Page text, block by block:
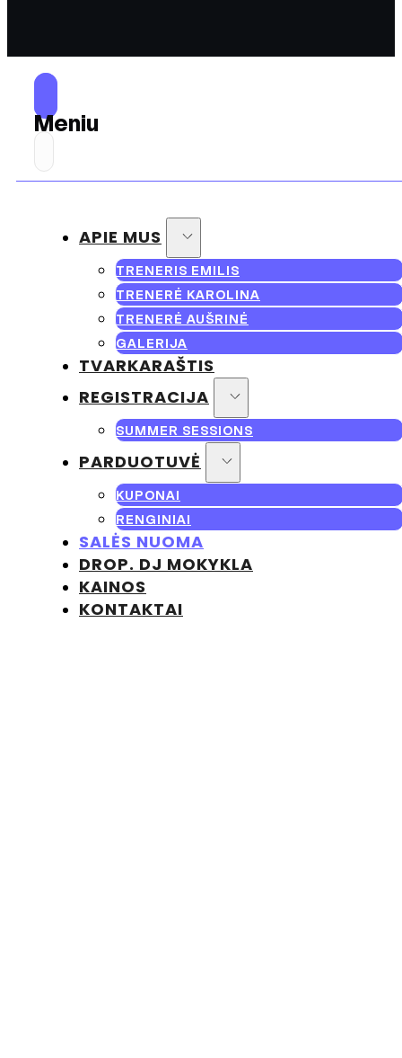
Meniu
APIE MUS
TRENERIS EMILIS
TRENERĖ KAROLINA
TRENERĖ AUŠRINĖ
GALERIJA
TVARKARAŠTIS
REGISTRACIJA
SUMMER SESSIONS
PARDUOTUVĖ
KUPONAI
RENGINIAI
SALĖS NUOMA
DROP. DJ MOKYKLA
KAINOS